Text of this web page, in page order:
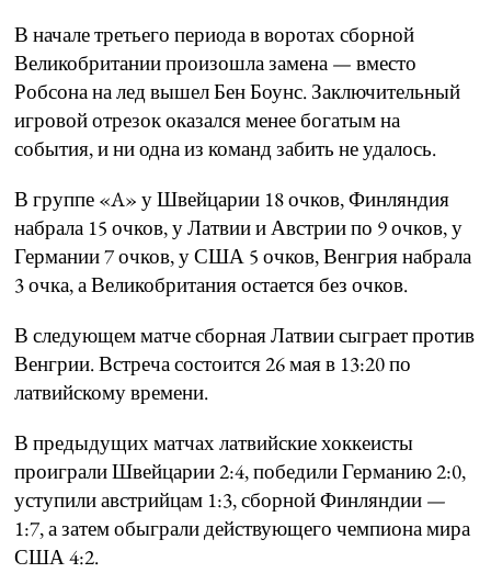
В начале третьего периода в воротах сборной
Великобритании произошла замена — вместо
Робсона на лед вышел Бен Боунс. Заключительный
игровой отрезок оказался менее богатым на
события, и ни одна из команд забить не удалось.
В группе «A» у Швейцарии 18 очков, Финляндия
набрала 15 очков, у Латвии и Австрии по 9 очков, у
Германии 7 очков, у США 5 очков, Венгрия набрала
3 очка, а Великобритания остается без очков.
В следующем матче сборная Латвии сыграет против
Венгрии. Встреча состоится 26 мая в 13:20 по
латвийскому времени.
В предыдущих матчах латвийские хоккеисты
проиграли Швейцарии 2:4, победили Германию 2:0,
уступили австрийцам 1:3, сборной Финляндии —
1:7, а затем обыграли действующего чемпиона мира
США 4:2.